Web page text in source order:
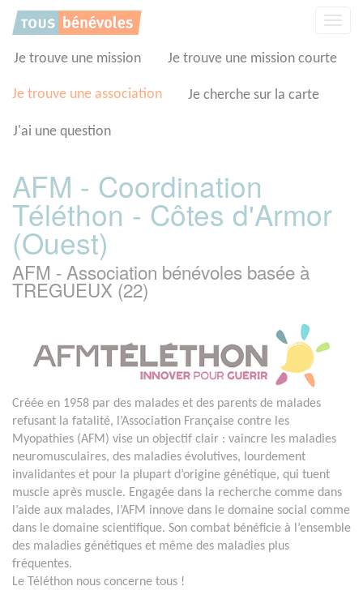
Je trouve une mission Je trouve une mission courte
Je trouve une association Je cherche sur la carte
J'ai une question
AFM - Coordination
Téléthon - Côtes d'Armor
(Ouest)
AFM - Association bénévoles basée à
TREGUEUX (22)
Créée en 1958 par des malades et des parents de malades
refusant la fatalité, l’Association Française contre les
Myopathies (AFM) vise un objectif clair : vaincre les maladies
neuromusculaires, des maladies évolutives, lourdement
invalidantes et pour la plupart d’origine génétique, qui tuent
muscle après muscle. Engagée dans la recherche comme dans
l’aide aux malades, l’AFM innove dans le domaine social comme
dans le domaine scientifique. Son combat bénéficie à l’ensemble
des maladies génétiques et même des maladies plus
fréquentes.
Le Téléthon nous concerne tous !
Panneau de gestion des cookies